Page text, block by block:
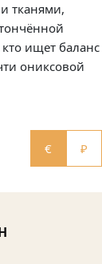
тканями,
ищет баланс
ониксовой
€ ₽